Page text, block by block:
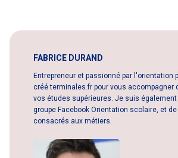
FABRICE DURAND
Entrepreneur et passionné par l'orientation
créé terminales.fr pour vous accompagner
vos études supérieures. Je suis également
groupe Facebook Orientation scolaire, et
consacrés aux métiers.